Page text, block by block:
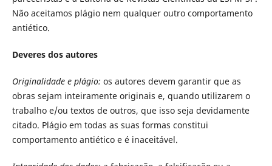
Não aceitamos plágio nem qualquer outro comportamento
antiético.
Deveres dos autores
Originalidade e plágio: os autores devem garantir que as
obras sejam inteiramente originais e, quando utilizarem o
trabalho e/ou textos de outros, que isso seja devidamente
citado. Plágio em todas as suas formas constitui
comportamento antiético e é inaceitável.